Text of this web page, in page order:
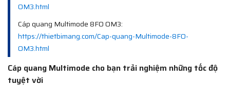
OM3.html
Cáp quang Multimode 8FO OM3:
https://thietbimang.com/Cap-quang-Multimode-8FO-
OM3.html
Cáp quang Multimode cho bạn trải nghiệm những tốc độ
tuyệt vời